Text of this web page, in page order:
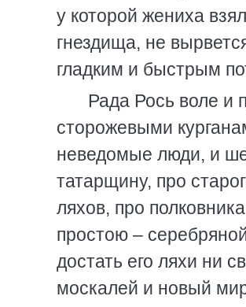
у которой жениха
гнездища, не
гладким и быстрым
Рада Рось воле и
сторожевыми
неведомые люди, и
татарщину, про
ляхов, про
простою –
достать его ляхи ни
москалей и новый